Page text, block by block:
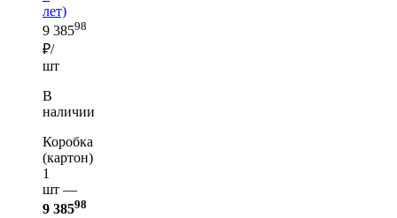
лет)
9 38598
₽/
шт
В
наличии
Коробка
(картон)
1
шт —
9 38598